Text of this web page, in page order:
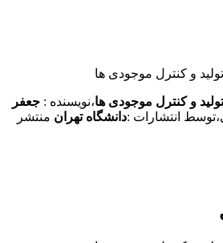
و کنترل موجودی ها
و کنترل موجودی ها،نویسنده : جعفر
توسط انتشارات :دانشگاه تهران منتشر